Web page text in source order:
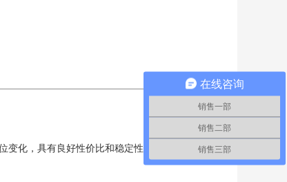
变化，具有良好性价比和稳定性，适合水介质
在线咨询
销售一部
销售二部
销售三部